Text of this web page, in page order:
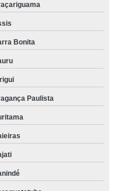
Bonita
Paulista